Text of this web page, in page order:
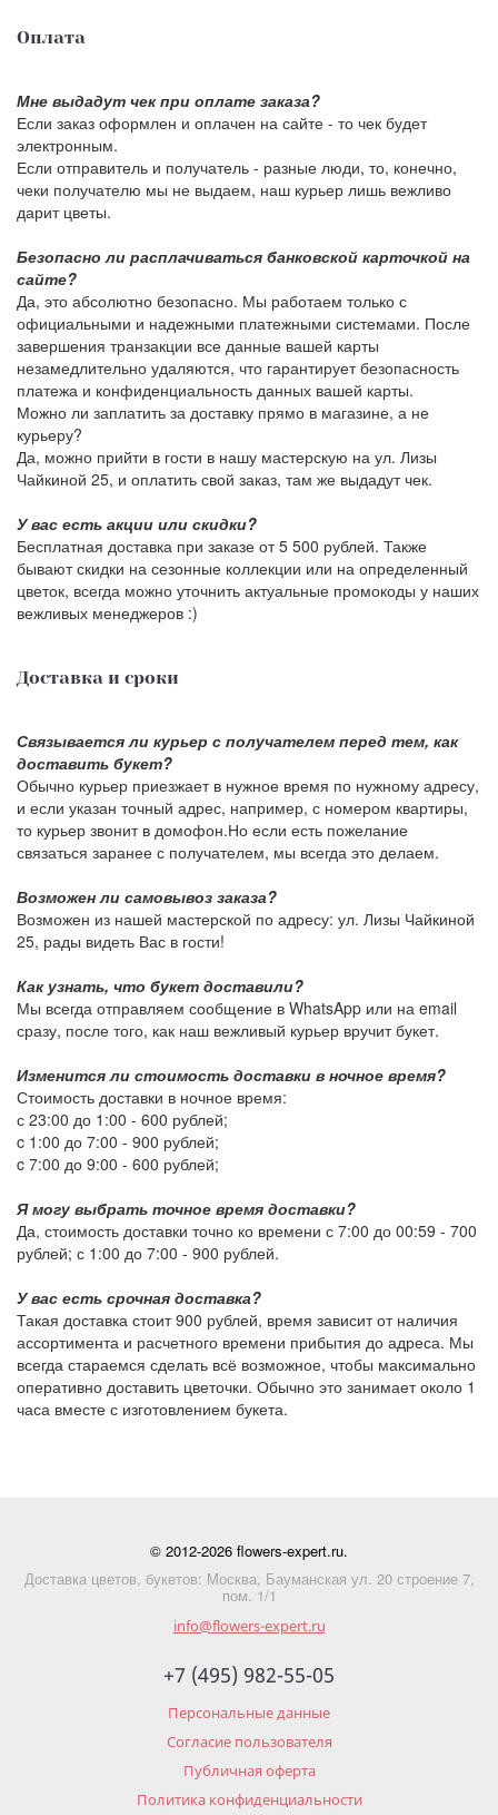
Оплата
Мне выдадут чек при оплате заказа?
Если заказ оформлен и оплачен на сайте - то чек будет
электронным.
Если отправитель и получатель - разные люди, то, конечно,
чеки получателю мы не выдаем, наш курьер лишь вежливо
дарит цветы.
Безопасно ли расплачиваться банковской карточкой на
сайте?
Да, это абсолютно безопасно. Мы работаем только с
официальными и надежными платежными системами. После
завершения транзакции все данные вашей карты
незамедлительно удаляются, что гарантирует безопасность
платежа и конфиденциальность данных вашей карты.
Можно ли заплатить за доставку прямо в магазине, а не
курьеру?
Да, можно прийти в гости в нашу мастерскую на ул. Лизы
Чайкиной 25, и оплатить свой заказ, там же выдадут чек.
У вас есть акции или скидки?
Бесплатная доставка при заказе от 5 500 рублей. Также
бывают скидки на сезонные коллекции или на определенный
цветок, всегда можно уточнить актуальные промокоды у наших
вежливых менеджеров :)
Доставка и сроки
Связывается ли курьер с получателем перед тем, как
доставить букет?
Обычно курьер приезжает в нужное время по нужному адресу,
и если указан точный адрес, например, с номером квартиры,
то курьер звонит в домофон.Но если есть пожелание
связаться заранее с получателем, мы всегда это делаем.
Возможен ли самовывоз заказа?
Возможен из нашей мастерской по адресу: ул. Лизы Чайкиной
25, рады видеть Вас в гости!
Как узнать, что букет доставили?
Мы всегда отправляем сообщение в WhatsApp или на email
сразу, после того, как наш вежливый курьер вручит букет.
Изменится ли стоимость доставки в ночное время?
Стоимость доставки в ночное время:
с 23:00 до 1:00 - 600 рублей;
c 1:00 до 7:00 - 900 рублей;
c 7:00 до 9:00 - 600 рублей;
Я могу выбрать точное время доставки?
Да, стоимость доставки точно ко времени с 7:00 до 00:59 - 700
рублей; с 1:00 до 7:00 - 900 рублей.
У вас есть срочная доставка?
Такая доставка стоит900 рублей, время зависит от наличия
ассортимента и расчетного времени прибытия до адреса. Мы
всегда стараемся сделать всё возможное, чтобы максимально
оперативно доставить цветочки. Обычно это занимает около 1
часа вместе с изготовлением букета.
© 2012-2026 flowers-expert.ru.
Доставка цветов, букетов: Москва, Бауманская ул. 20 строение 7,
пом. 1/1
info@flowers-expert.ru
+7 (495) 982-55-05
Персональные данные
Согласие пользователя
Публичная оферта
Политика конфиденциальности